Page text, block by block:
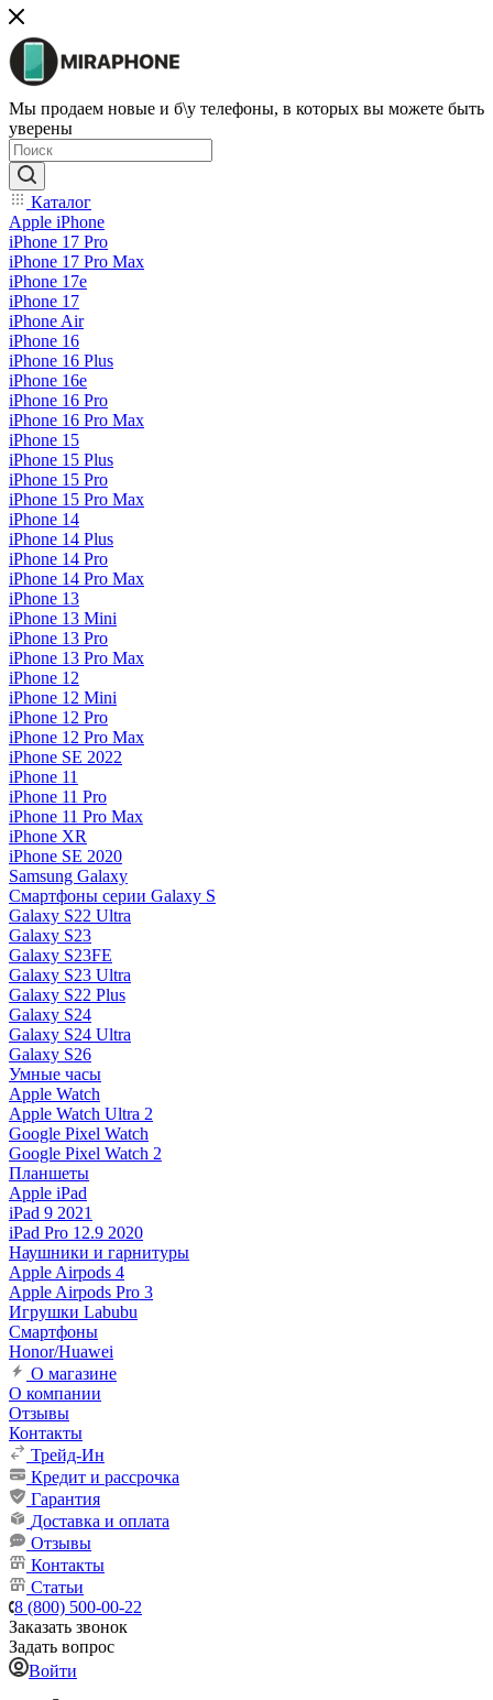
Мы продаем новые и б\у телефоны, в которых вы можете быть
уверены
Каталог
Apple iPhone
iPhone 17 Pro
iPhone 17 Pro Max
iPhone 17e
iPhone 17
iPhone Air
iPhone 16
iPhone 16 Plus
iPhone 16e
iPhone 16 Pro
iPhone 16 Pro Max
iPhone 15
iPhone 15 Plus
iPhone 15 Pro
iPhone 15 Pro Max
iPhone 14
iPhone 14 Plus
iPhone 14 Pro
iPhone 14 Pro Max
iPhone 13
iPhone 13 Mini
iPhone 13 Pro
iPhone 13 Pro Max
iPhone 12
iPhone 12 Mini
iPhone 12 Pro
iPhone 12 Pro Max
iPhone SE 2022
iPhone 11
iPhone 11 Pro
iPhone 11 Pro Max
iPhone XR
iPhone SE 2020
Samsung Galaxy
Смартфоны серии Galaxy S
Galaxy S22 Ultra
Galaxy S23
Galaxy S23FE
Galaxy S23 Ultra
Galaxy S22 Plus
Galaxy S24
Galaxy S24 Ultra
Galaxy S26
Умные часы
Apple Watch
Apple Watch Ultra 2
Google Pixel Watch
Google Pixel Watch 2
Планшеты
Apple iPad
iPad 9 2021
iPad Pro 12.9 2020
Наушники и гарнитуры
Apple Airpods 4
Apple Airpods Pro 3
Игрушки Labubu
Смартфоны
Honor/Huawei
О магазине
О компании
Отзывы
Контакты
Трейд-Ин
Кредит и рассрочка
Гарантия
Доставка и оплата
Отзывы
Контакты
Статьи
8 (800) 500-00-22
Заказать звонок
Задать вопрос
Войти